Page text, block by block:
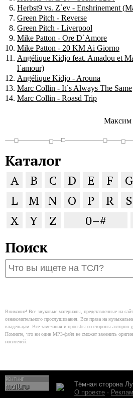
Herbst9 vs. Z`ev - Enshrinement
Green Pitch - Reverse
Green Pitch - Liverpool
Mike Patton - Ore D`Amore
Mike Patton - 20 KM Ai Giorno
Angélique Kidjo feat. Amadou et
l`amour)
Angélique Kidjo - Arouna
Marc Collin - It`s Always The Same
Marc Collin - Roasd Trip
Максим
Каталог
A B C D E F G
L
M N O P R S
X
Y Z 0–#
Поиск
Внимание! Все звуковые материалы, представленные на
ознакомительного прослушивания. Все права на
владельцам. Все замечания и просьбы со стороны авторов
Помните, что ни один MP3-файл не сможет заменить
носителей.
Тёмная сторона
О проекте ·